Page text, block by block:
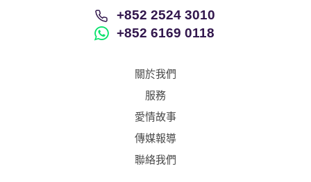
+852 2524 3010
+852 6169 0118
關於我們
服務
愛情故事
傳媒報導
聯絡我們